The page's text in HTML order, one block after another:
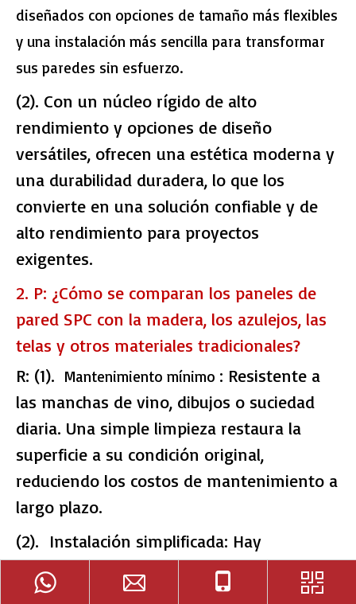
diseñados con opciones de tamaño más flexibles
y una instalación más sencilla para transformar
sus paredes sin esfuerzo.
(2). Con un núcleo rígido de alto
rendimiento y opciones de diseño
versátiles, ofrecen una estética moderna y
una durabilidad duradera, lo que los
convierte en una solución confiable y de
alto rendimiento para proyectos
exigentes.
2. P: ¿Cómo se comparan los paneles de
pared SPC con la madera, los azulejos, las
telas y otros materiales tradicionales?
R: (1). Mantenimiento mínimo : Resistente a
las manchas de vino, dibujos o suciedad
diaria. Una simple limpieza restaura la
superficie a su condición original,
reduciendo los costos de mantenimiento a
largo plazo.
(2). Instalación simplificada: Hay
disponibles múltiples sistemas de bloqueo
y enclavamiento para una instalación más